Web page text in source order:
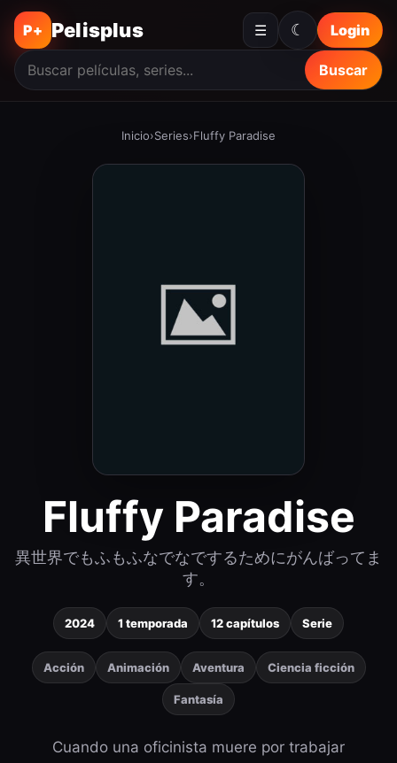
P+ Pelisplus ☰
Buscar
Login
☾
Inicio›Series›Fluffy Paradise
Fluffy Paradise
異世界でもふもふなでなでするためにがんばってま
す。
2024 1 temporada 12 capítulos Serie
Acción Animación Aventura Ciencia ficción
Fantasía
Cuando una oficinista muere por trabajar